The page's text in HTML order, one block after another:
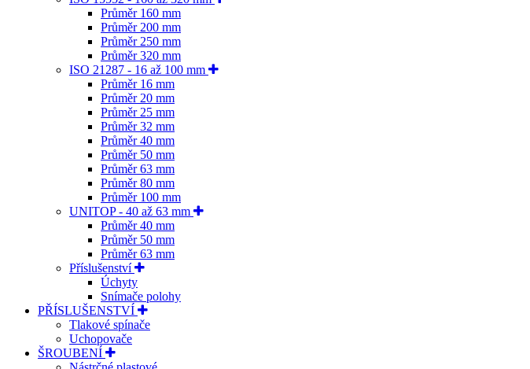
Průměr 160 mm
Průměr 200 mm
Průměr 250 mm
Průměr 320 mm
ISO 21287 - 16 až 100 mm
Průměr 16 mm
Průměr 20 mm
Průměr 25 mm
Průměr 32 mm
Průměr 40 mm
Průměr 50 mm
Průměr 63 mm
Průměr 80 mm
Průměr 100 mm
UNITOP - 40 až 63 mm
Průměr 40 mm
Průměr 50 mm
Průměr 63 mm
Příslušenství
Úchyty
Snímače polohy
PŘÍSLUŠENSTVÍ
Tlakové spínače
Uchopovače
ŠROUBENÍ